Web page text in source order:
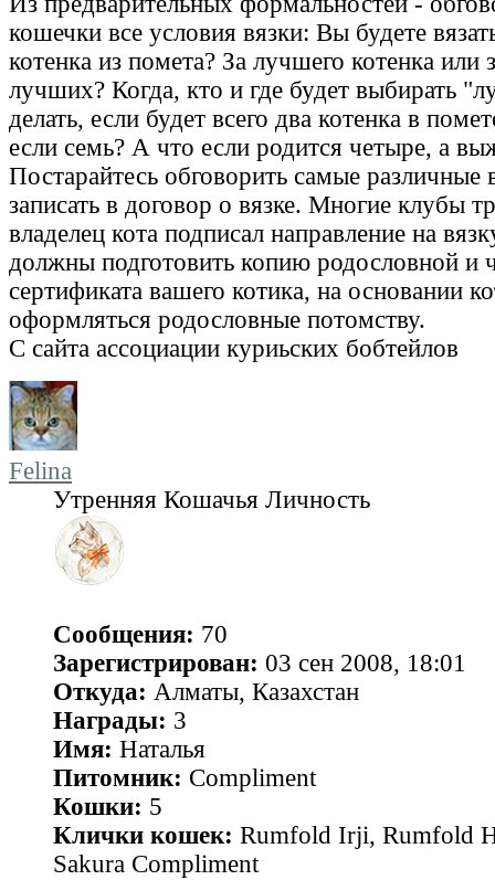
кошечки все условия вязки: Вы будете
котенка из помета? За лучшего котенка или
лучших? Когда, кто и где будет выбирать
делать, если будет всего два котенка в
если семь? А что если родится четыре, а
Постарайтесь обговорить самые различные
записать в договор о вязке. Многие клубы
владелец кота подписал направление на
должны подготовить копию родословной и
сертификата вашего котика, на основании
оформляться родословные потомству.
С сайта ассоциации куриьских бобтейлов
Felina
Утренняя Кошачья Личность
Сообщения: 70
Зарегистрирован: 03 сен 2008, 18:01
Откуда: Алматы, Казахстан
Награды: 3
Имя: Наталья
Питомник: Compliment
Кошки: 5
Клички кошек: Rumfold Irji, Rumfold
Sakura Compliment